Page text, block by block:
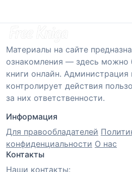
Материалы на сайте
ознакомления — здесь можно
книги онлайн. Администрация
контролирует действия
за них ответственности.
Информация
Для правообладателей
конфиденциальности О нас
Контакты
Наши контакты: